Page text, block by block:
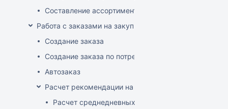
Составление ассортимента магазина
Работа с заказами на закупку
Создание заказа
Создание заказа по потребностям
Автозаказ
Расчет рекомендации на закупку
Расчет среднедневных продаж